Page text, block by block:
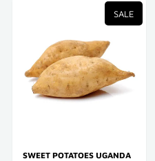
SALE
SWEET POTATOES UGANDA